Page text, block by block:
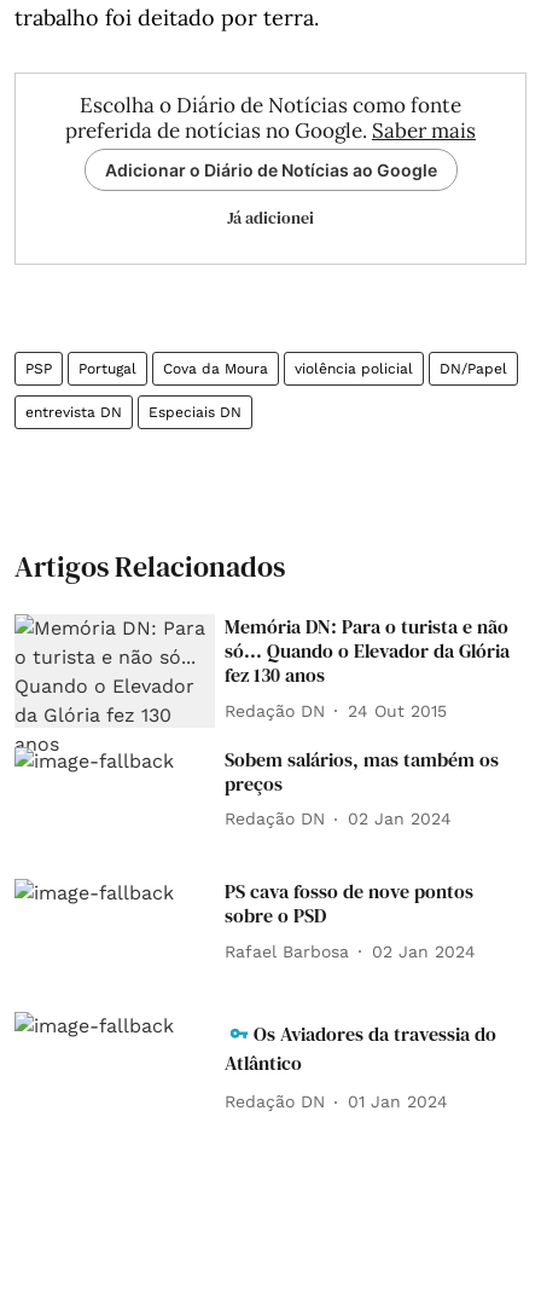
trabalho foi deitado por terra.
Escolha o Diário de Notícias como fonte
preferida de notícias no Google. Saber mais
Adicionar o Diário de Notícias ao Google
Já adicionei
PSP Portugal Cova da Moura violência policial DN/Papel
entrevista DN Especiais DN
Artigos Relacionados
Memória DN: Para o turista e não
só... Quando o Elevador da Glória
fez 130 anos
Redação DN 24 Out 2015
Sobem salários, mas também os
preços
Redação DN 02 Jan 2024
PS cava fosso de nove pontos
sobre o PSD
Rafael Barbosa 02 Jan 2024
Os Aviadores da travessia do
Atlântico
Redação DN 01 Jan 2024